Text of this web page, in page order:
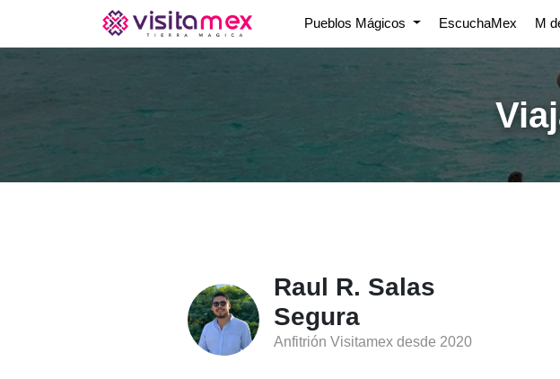
Pueblos Mágicos EscuchaMex M
Raul R. Salas
Segura
Anfitrión Visitamex desde 2020